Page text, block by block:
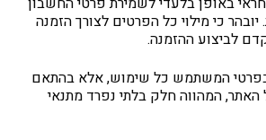
כי מילוי כל הפרטים לצורך הזמנה
לביצוע ההזמנה.
המשתמש כל שימוש, אלא בהתאם
האתר, המהווה חלק בלתי נפרד מתנאי